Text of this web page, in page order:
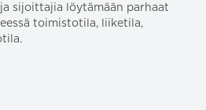
sijoittajia löytämään parhaat
toimistotila, liiketila,